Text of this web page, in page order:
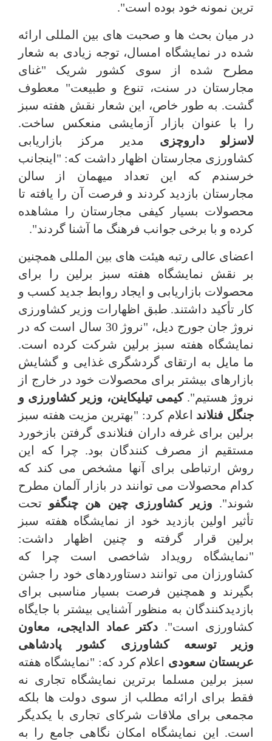
ترین نمونه خود بوده است".
در میان بحث ها و صحبت های بین المللی ارائه
شده در نمایشگاه امسال، توجه زیادی به شعار
مطرح شده از سوی کشور شریک "غنای
مجارستان در سنت، تنوع و طبیعت" معطوف
گشت. به طور خاص، این شعار نقش هفته سبز
را با عنوان بازار آزمایشی منعکس ساخت.
لاسزلو داروچزی مدیر مرکز بازاریابی
کشاورزی مجارستان اظهار داشت که: "اینجانب
خرسندم که این تعداد میهمان از سالن
مجارستان بازدید کردند و فرصت آن را یافته تا
محصولات بسیار کیفی مجارستان را مشاهده
کرده و با برخی جوانب فرهنگ ما آشنا گردند".
اعضای عالی رتبه هیئت های بین المللی همچنین
بر نقش نمایشگاه هفته سبز برلین را برای
محصولات بازاریابی و ایجاد روابط جدید کسب و
کار تأکید داشتند. طبق اظهارات وزیر کشاورزی
نروژ جان جورج دیل، "نروژ 30 سال است که در
نمایشگاه هفته سبز برلین شرکت کرده است.
ما مایل به ارتقای گردشگری غذایی و گشایش
بازارهای بیشتر برای محصولات خود در خارج از
نروژ هستیم".کیمی تیلیکاینن، وزیر کشاورزی و
جنگل فنلاند
اعلام کرد: "بهترین مزیت هفته سبز
برلین برای غرفه داران فنلاندی گرفتن بازخورد
مستقیم از مصرف کنندگان بود. چرا که این
روش ارتباطی برای آنها مشخص می کند که
کدام محصولات می توانند در بازار آلمان مطرح
شوند". وزیر کشاورزی چین هن چنگفو تحت
تأثیر اولین بازدید خود از نمایشگاه هفته سبز
برلین قرار گرفته و چنین اظهار داشت:
"نمایشگاه رویداد شاخصی است چرا که
کشاورزان می توانند دستاوردهای خود را جشن
بگیرند و همچنین فرصت بسیار مناسبی برای
بازدیدکنندگان به منظور آشنایی بیشتر با جایگاه
کشاورزی است". دکتر عماد الدایجی، معاون
وزیر توسعه کشاورزی کشور پادشاهی
عربستان سعودی
اعلام کرد که: "نمایشگاه هفته
سبز برلین مسلما برترین نمایشگاه تجاری نه
فقط برای ارائه مطلب از سوی دولت ها بلکه
مجمعی برای ملاقات شرکای تجاری با یکدیگر
است. این نمایشگاه امکان نگاهی جامع را به